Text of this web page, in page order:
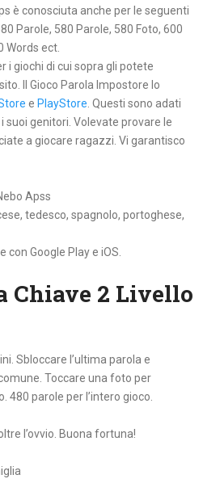
è conosciuta anche per le seguenti
Parole, 580 Parole, 580 Foto, 600
Words ect.
i giochi di cui sopra gli potete
Il Gioco Parola Impostore lo
e PlayStore. Questi sono adati
suoi genitori. Volevate provare le
a giocare ragazzi. Vi garantisco
Apss
tedesco, spagnolo, portoghese,
con Google Play e iOS.
Chiave 2 Livello
Sbloccare l’ultima parola e
Toccare una foto per
480 parole per l’intero gioco.
l’ovvio. Buona fortuna!